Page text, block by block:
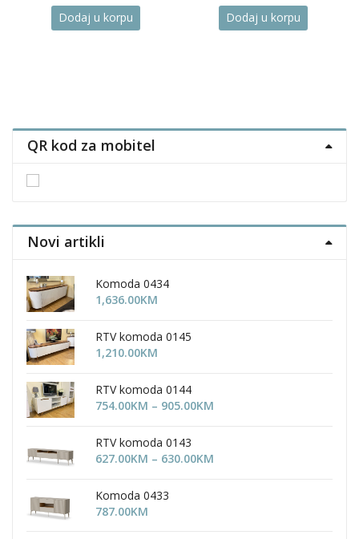
Dodaj u korpu Dodaj u korpu
QR kod za mobitel
Novi artikli
Komoda 0434
1,636.00KM
RTV komoda 0145
1,210.00KM
RTV komoda 0144
754.00KM – 905.00KM
RTV komoda 0143
627.00KM – 630.00KM
Komoda 0433
787.00KM